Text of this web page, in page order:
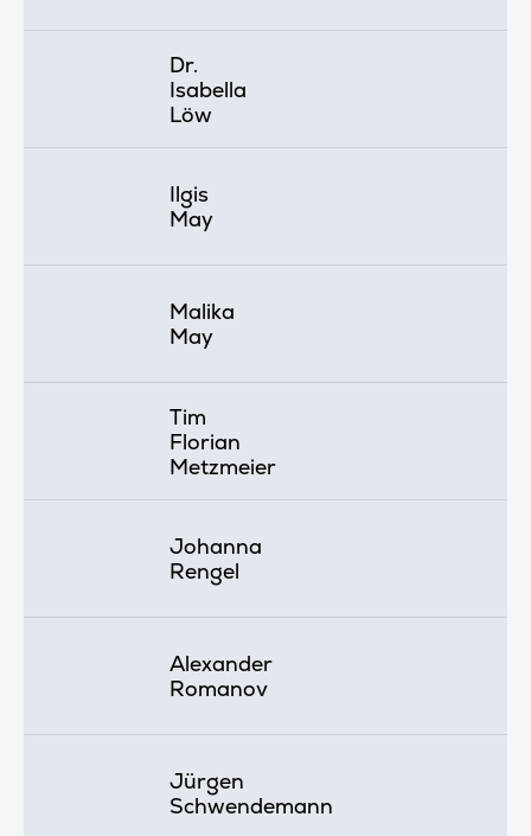
Dr.
Isabella
Löw
Ilgis
May
Malika
May
Tim
Florian
Metzmeier
Johanna
Rengel
Alexander
Romanov
Jürgen
Schwendemann